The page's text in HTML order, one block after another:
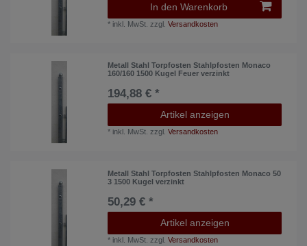
In den Warenkorb
* inkl. MwSt. zzgl.Versandkosten
Metall Stahl Torpfosten Stahlpfosten Monaco
160/160 1500 Kugel Feuer verzinkt
194,88 € *
Artikel anzeigen
* inkl. MwSt. zzgl.Versandkosten
Metall Stahl Torpfosten Stahlpfosten Monaco 50
3 1500 Kugel verzinkt
50,29 € *
Artikel anzeigen
* inkl. MwSt. zzgl.Versandkosten